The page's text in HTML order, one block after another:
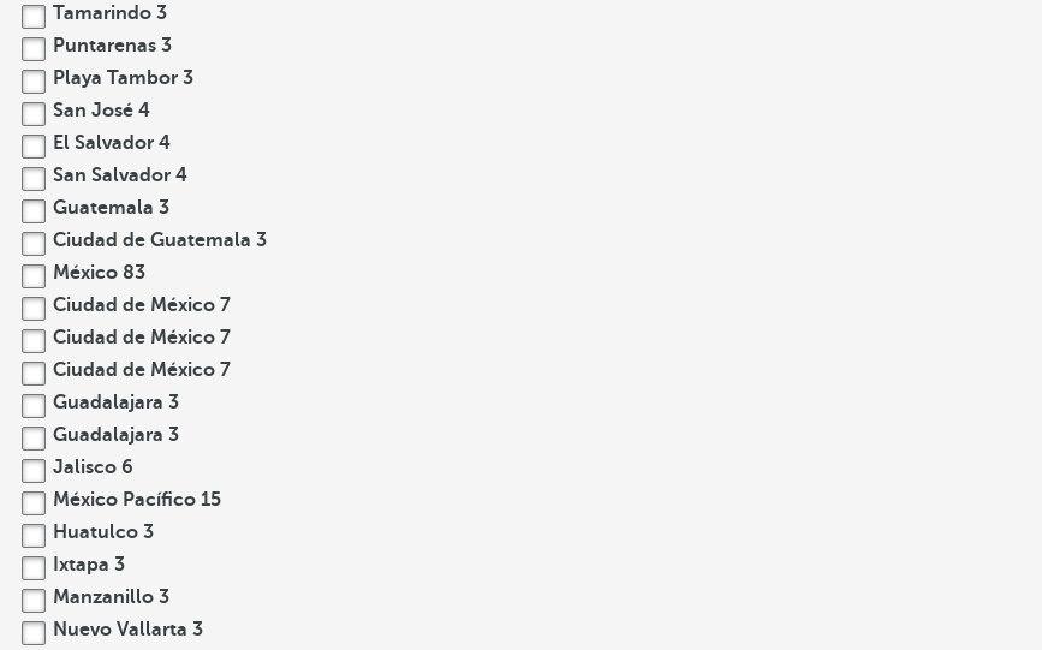
Tamarindo 3
Puntarenas 3
Playa Tambor 3
San José 4
El Salvador 4
San Salvador 4
Guatemala 3
Ciudad de Guatemala 3
México 83
Ciudad de México 7
Ciudad de México 7
Ciudad de México 7
Guadalajara 3
Guadalajara 3
Jalisco 6
México Pacífico 15
Huatulco 3
Ixtapa 3
Manzanillo 3
Nuevo Vallarta 3